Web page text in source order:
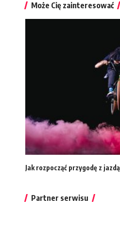
Może Cię zainteresować
Jak rozpocząć przygodę z
Partner serwisu